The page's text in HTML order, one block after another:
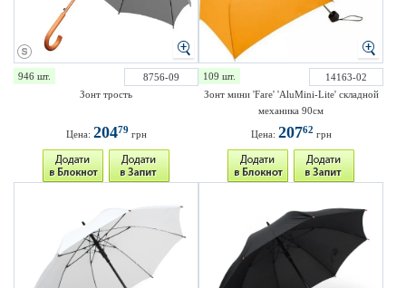
946 шт.
8756-09
Зонт трость
Цена: 20479 грн
109 шт.
14163-02
Зонт мини 'Fare' 'AluMini-Lite' складной
механика 90см
Цена: 20762 грн